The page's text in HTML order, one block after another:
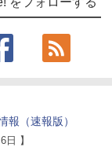
報（速報版）
日 】